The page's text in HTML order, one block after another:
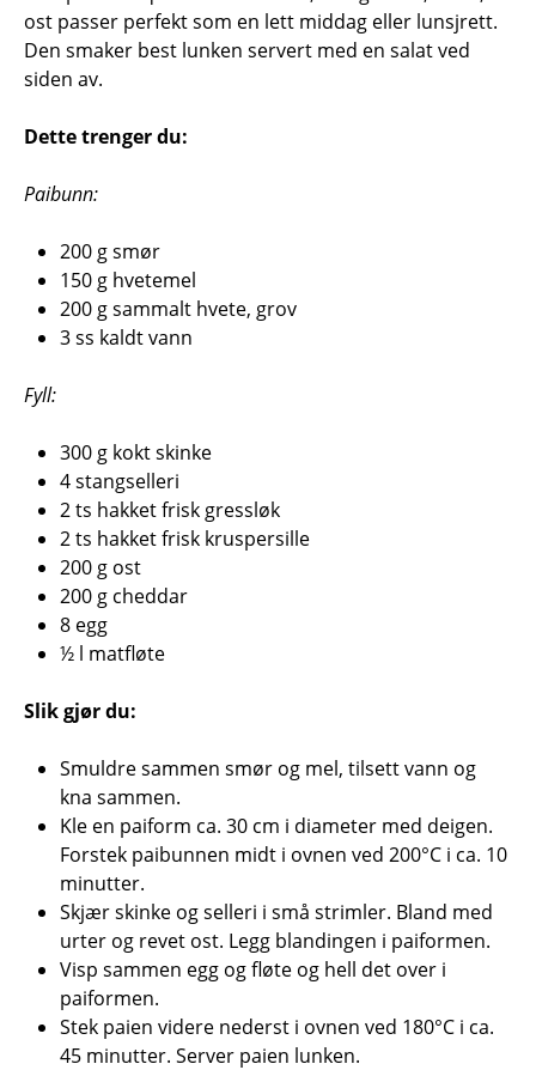
ost passer perfekt som en lett middag eller lunsjrett.
Den smaker best lunken servert med en salat ved
siden av.
Dette trenger du:
Paibunn:
200 g smør
150 g hvetemel
200 g sammalt hvete, grov
3 ss kaldt vann
Fyll:
300 g kokt skinke
4 stangselleri
2 ts hakket frisk gressløk
2 ts hakket frisk kruspersille
200 g ost
200 g cheddar
8 egg
½ l matfløte
Slik gjør du:
Smuldre sammen smør og mel, tilsett vann og
kna sammen.
Kle en paiform ca. 30 cm i diameter med deigen.
Forstek paibunnen midt i ovnen ved 200°C i ca. 10
minutter.
Skjær skinke og selleri i små strimler. Bland med
urter og revet ost. Legg blandingen i paiformen.
Visp sammen egg og fløte og hell det over i
paiformen.
Stek paien videre nederst i ovnen ved 180°C i ca.
45 minutter. Server paien lunken.